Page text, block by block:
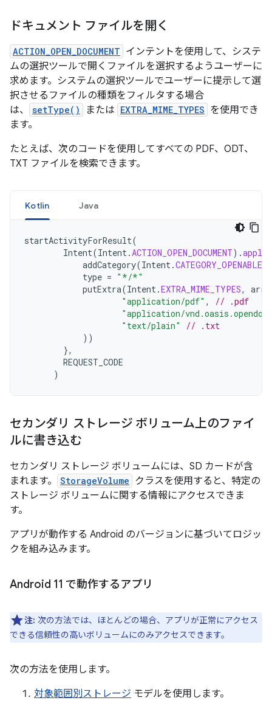
ドキュメント ファイルを開く
ACTION_OPEN_DOCUMENT インテントを使用して、システ
ムの選択ツールで開くファイルを選択するようユーザーに
求めます。システムの選択ツールでユーザーに提示して選
択させるファイルの種類をフィルタする場合
は、
setType() または EXTRA_MIME_TYPES を使用でき
ます。
たとえば、次のコードを使用してすべての PDF、ODT、
TXT ファイルを検索できます。
Kotlin Java
startActivityForResult(
Intent(Intent.ACTION_OPEN_DOCUMENT).apply
addCategory(Intent.CATEGORY_OPENABLE
type = "*/*"
putExtra(Intent.EXTRA_MIME_TYPES,
"application/pdf" ,
// .pdf
"application/
"text/plain"
// .txt
))
},
REQUEST_CODE
)
セカンダリ ストレージ ボリューム上のファイ
ルに書き込む
セカンダリ ストレージ ボリュームには、SD カードが含
まれます。
StorageVolume
クラスを使用すると、特定の
ストレージ ボリュームに関する情報にアクセスできま
す。
アプリが動作する Android のバージョンに基づいてロジッ
クを組み込みます。
Android 11 で動作するアプリ
注: 次の方法では、ほとんどの場合、アプリが正常にアクセス
できる信頼性の高いボリュームにのみアクセスできます。
次の方法を使用します。
対象範囲別ストレージ モデルを使用します。